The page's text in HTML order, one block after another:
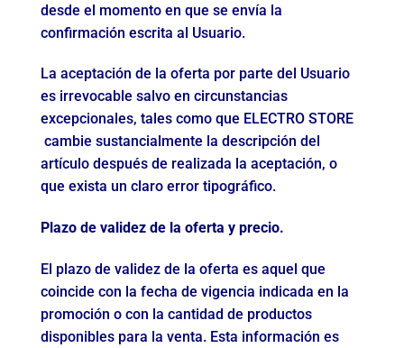
desde el momento en que se envía la
confirmación escrita al Usuario.
La aceptación de la oferta por parte del Usuario
es irrevocable salvo en circunstancias
excepcionales, tales como que ELECTRO STORE
cambie sustancialmente la descripción del
artículo después de realizada la aceptación, o
que exista un claro error tipográfico.
Plazo de validez de la oferta y precio.
El plazo de validez de la oferta es aquel que
coincide con la fecha de vigencia indicada en la
promoción o con la cantidad de productos
disponibles para la venta. Esta información es